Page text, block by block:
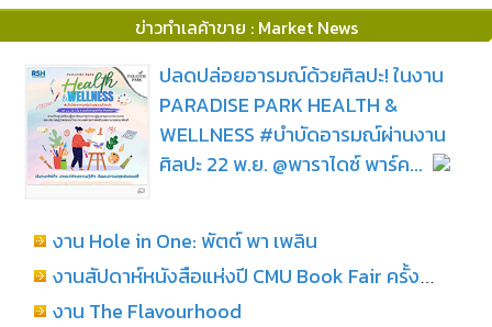
ข่าวทำเลค้าขาย : Market News
ปลดปล่อยอารมณ์ด้วยศิลปะ! ในงาน
PARADISE PARK HEALTH &
WELLNESS #บำบัดอารมณ์ผ่านงาน
ศิลปะ 22 พ.ย. @พาราไดซ์ พาร์ค...
งาน Hole in One: พัตต์ พา เพลิน
งาน The Flavourhood